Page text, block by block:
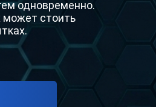
одновременно.
может стоить